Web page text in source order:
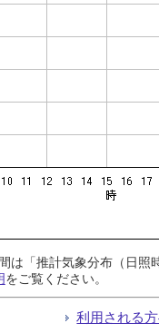
は「推計気象分布（日
をご覧ください。
利用される